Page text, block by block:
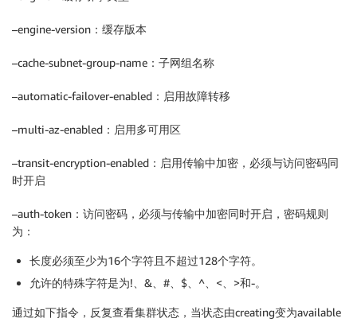
–engine-version：缓存版本
–cache-subnet-group-name：子网组名称
–automatic-failover-enabled：启用故障转移
–multi-az-enabled：启用多可用区
–transit-encryption-enabled：启用传输中加密，必须与访问密码同
时开启
–auth-token：访问密码，必须与传输中加密同时开启，密码规则
为：
长度必须至少为16个字符且不超过128个字符。
允许的特殊字符是为!、&、#、$、^、<、>和-。
通过如下指令，反复查看集群状态，当状态由creating变为available